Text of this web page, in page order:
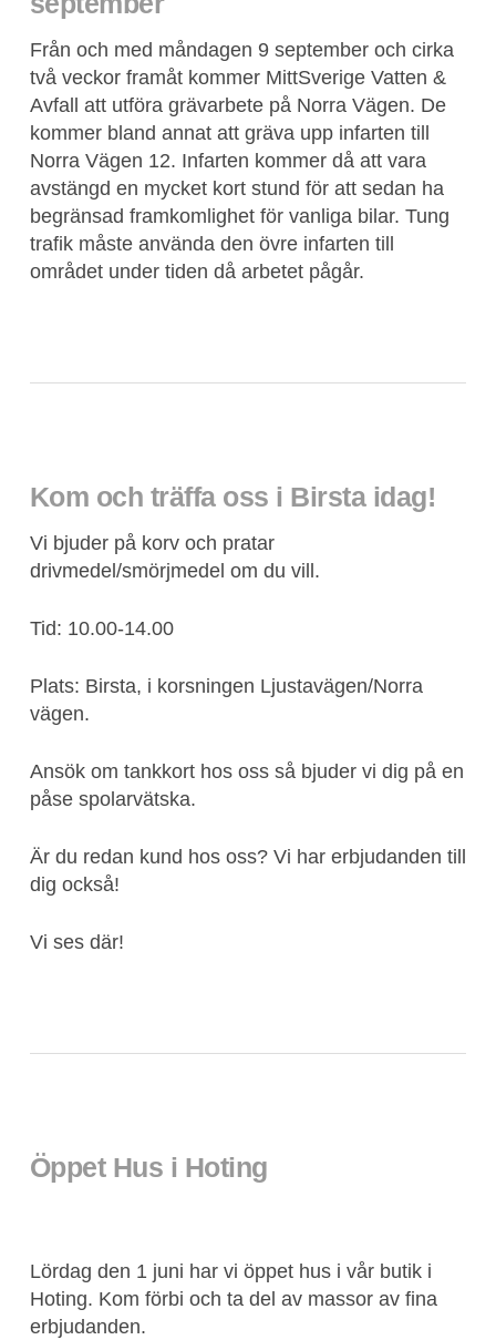
Från och med måndagen 9 september och cirka
två veckor framåt kommer MittSverige Vatten &
Avfall att utföra grävarbete på Norra Vägen. De
kommer bland annat att gräva upp infarten till
Norra Vägen 12. Infarten kommer då att vara
avstängd en mycket kort stund för att sedan ha
begränsad framkomlighet för vanliga bilar. Tung
trafik måste använda den övre infarten till
området under tiden då arbetet pågår.
Kom och träffa oss i Birsta idag!
Vi bjuder på korv och pratar
drivmedel/smörjmedel om du vill.
Tid: 10.00-14.00
Plats: Birsta, i korsningen Ljustavägen/Norra
vägen.
Ansök om tankkort hos oss så bjuder vi dig på en
påse spolarvätska.
Är du redan kund hos oss? Vi har erbjudanden till
dig också!
Vi ses där!
Öppet Hus i Hoting
Lördag den 1 juni har vi öppet hus i vår butik i
Hoting. Kom förbi och ta del av massor av fina
erbjudanden.